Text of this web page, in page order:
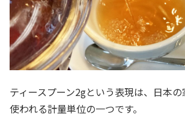
ティースプーン2gという表現は、日本
使われる計量単位の一つです。